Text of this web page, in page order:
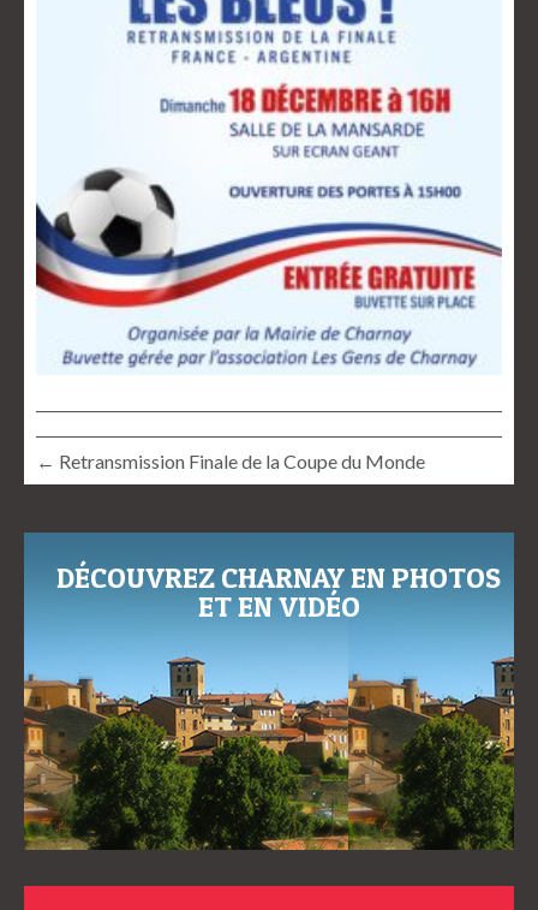
← Retransmission Finale de la Coupe du Monde
DÉCOUVREZ CHARNAY EN PHOTOS
ET EN VIDÉO